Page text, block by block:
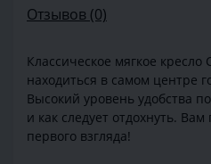
Отзывов (0)
Классическое мягкое кресло
находиться в самом центре
Высокий уровень удобства
и как следует отдохнуть.
первого взгляда!